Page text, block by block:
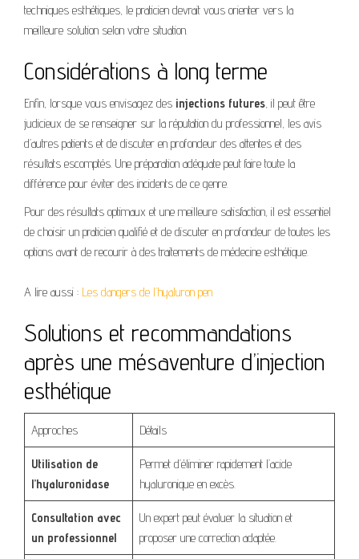
techniques esthétiques, le praticien devrait vous orienter vers la
meilleure solution selon votre situation.
Considérations à long terme
Enfin, lorsque vous envisagez des injections futures, il peut être
judicieux de se renseigner sur la réputation du professionnel, les avis
d’autres patients et de discuter en profondeur des attentes et des
résultats escomptés. Une préparation adéquate peut faire toute la
différence pour éviter des incidents de ce genre.
Pour des résultats optimaux et une meilleure satisfaction, il est essentiel
de choisir un praticien qualifié et de discuter en profondeur de toutes les
options avant de recourir à des traitements de médecine esthétique.
A lire aussi : Les dangers de l’hyaluron pen
Solutions et recommandations
après une mésaventure d’injection
esthétique
Approches Détails
Utilisation de
l’hyaluronidase
Permet d’éliminer rapidement l’acide
hyaluronique en excès.
Consultation avec
un professionnel
Un expert peut évaluer la situation et
proposer une correction adaptée.